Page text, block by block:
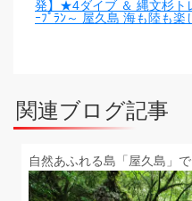
発】★4ダイブ ＆ 縄文杉ト
ｰﾌﾟﾗﾝ～ 屋久島 海も陸も楽
関連ブログ記事
自然あふれる島「屋久島」